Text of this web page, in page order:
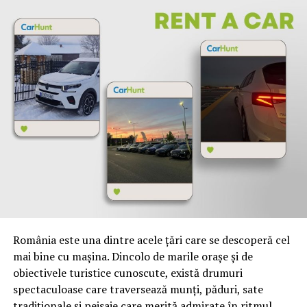
astfel incat fiecare articol casnic poate fi transportat in
siguranta.
Iata si cateva sfaturi pentru a face alegerea corecta:
Începeți prin a achizitiona cutii de depozitare
noi. Nu numai că sunt nefolosite, dar sunt adesea
mai capabile să facă față nevoilor dvs atunci cand
va mutati, fata de cele pe care le-ați găsi în
magazinele alimentare. Cutiile de depozitare de la
Mapa Rom Invest sunt fabricate din carton ondulat
si sunt rezistente. Astfel nu veti avea parte de
obiecte sparte.
Măsurati articolele care trebuie ambalate.
Măsurați lungimea, lățimea și înălțimea articolelor.
Vă rugăm să rețineți că veți avea nevoie de o cutie
de carton care este puțin mai mare. Acest lucru vă
România este una dintre acele țări care se descoperă cel
mai bine cu mașina. Dincolo de marile orașe și de
obiectivele turistice cunoscute, există drumuri
spectaculoase care traversează munți, păduri, sate